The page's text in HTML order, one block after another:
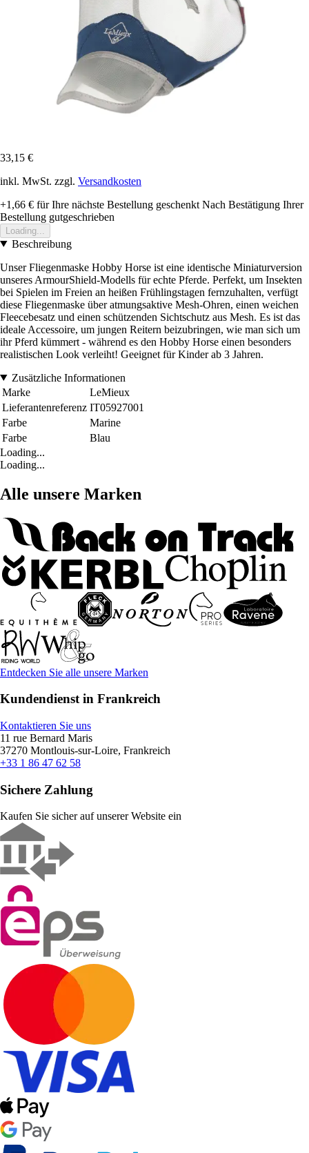
33,15 €
inkl. MwSt. zzgl. Versandkosten
+1,66 € für Ihre nächste Bestellung geschenkt Nach Bestätigung Ihrer
Bestellung gutgeschrieben
Loading...
Beschreibung
Unser Fliegenmaske Hobby Horse ist eine identische Miniaturversion
unseres ArmourShield-Modells für echte Pferde. Perfekt, um Insekten
bei Spielen im Freien an heißen Frühlingstagen fernzuhalten, verfügt
diese Fliegenmaske über atmungsaktive Mesh-Ohren, einen weichen
Fleecebesatz und einen schützenden Sichtschutz aus Mesh. Es ist das
ideale Accessoire, um jungen Reitern beizubringen, wie man sich um
ihr Pferd kümmert - während es den Hobby Horse einen besonders
realistischen Look verleiht! Geeignet für Kinder ab 3 Jahren.
Zusätzliche Informationen
Marke
LeMieux
Lieferantenreferenz IT05927001
Farbe
Marine
Farbe
Blau
Loading...
Loading...
Alle unsere Marken
Entdecken Sie alle unsere Marken
Kundendienst in Frankreich
Kontaktieren Sie uns
11 rue Bernard Maris
37270 Montlouis-sur-Loire, Frankreich
+33 1 86 47 62 58
Sichere Zahlung
Kaufen Sie sicher auf unserer Website ein